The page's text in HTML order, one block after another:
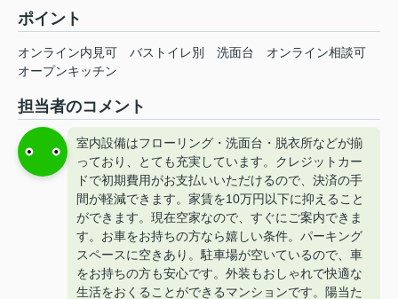
ポイント
オンライン内見可 バストイレ別 洗面台
オンライン相談可
オープンキッチン
担当者のコメント
室内設備はフローリング・洗面台・脱衣所などが揃
っており、とても充実しています。クレジットカー
ドで初期費用がお支払いいただけるので、決済の手
間が軽減できます。家賃を10万円以下に抑えること
ができます。現在空家なので、すぐにご案内できま
す。お車をお持ちの方なら嬉しい条件。パーキング
スペースに空きあり。駐車場が空いているので、車
をお持ちの方も安心です。外装もおしゃれで快適な
生活をおくることができるマンションです。陽当た